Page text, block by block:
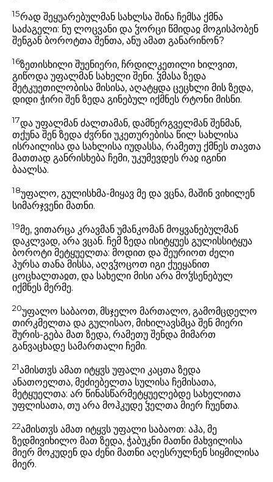
15რად შეყუარებულმან სახლსა შინა ჩემსა ქმნა
საძაგელი: ნუ ლოცვანი და ჴორცი წმიდაჲ მოგისპობენ
შენგან ბოროტთა შენთა, ანუ ამათ განარინონ?
16ზეთისხილი შუენიერი, ჩრდილკეთილი ხილვით,
გიწოდა უფალმან სახელი შენი. ჴმასა ზედა
მეტკუეთილობისა მისისა, აღატყდა ცეცხლი მის ზედა,
დიდი ჭირი შენ ზედა გინებულ იქმნეს რტონი მისნი.
17და უფალმან ძალთამან, დამნერგველმან შენმან,
თქუნა შენ ზედა ძჳრნი უკეთურებისა წილ სახლისა
ისრაილისა და სახლისა იუდასსა, რამეთუ ქმნეს თავთა
მათთად განრისხება ჩემი, უკუმევდეს რაჲ იგინი
ბაალსა.
18უფალო, გულისხმა-მიყავ მე და ვცნა, მაშინ ვიხილენ
სიმარჯვენი მათნი.
19მე, ვითარცა კრავმან უმანკომან მოყვანებულმან
დაკლვად, არა ვცან. ჩემ ზედა ისიტყუეს გულისსიტყუა
ბოროტი მეტყუელთა: მოდით და შეურიოთ ძელი
პურსა თანა მისსა, აღვჴოცოთ იგი ქუეყანით
ცოცხალთაჲთ, და სახელი მისი არა მოჴსენებულ
იქმნეს მერმე.
20უფალო საბაოთ, მსჯელო მართალო, გამომცდელო
თირკმელთა და გულისაო, მიხილავსმცა შენ მიერი
შურის-გება მათ ზედა, რამეთუ შენდა მიმართ
განვაცხადე სამართალი ჩემი.
21ამისთჳს ამათ იტყჳს უფალი კაცთა ზედა
ანათოელთა, მეძიებელთა სულისა ჩემისათა,
მეტყუელთა: არ წინასწარმეტყუელებდე სახელითა
უფლისათა, თუ არა მოჰკუდე ჴელთა მიერ ჩუენთა.
22ამისთჳს ამათ იტყჳს უფალი საბაოთ: აჰა, მე
ზედმივიხილო მათ ზედა, ჭაბუკნი მათნი მახვილისა
მიერ მოკუდენ და ძენი მათნი აღესრულნენ სიყმილისა
მიერ.